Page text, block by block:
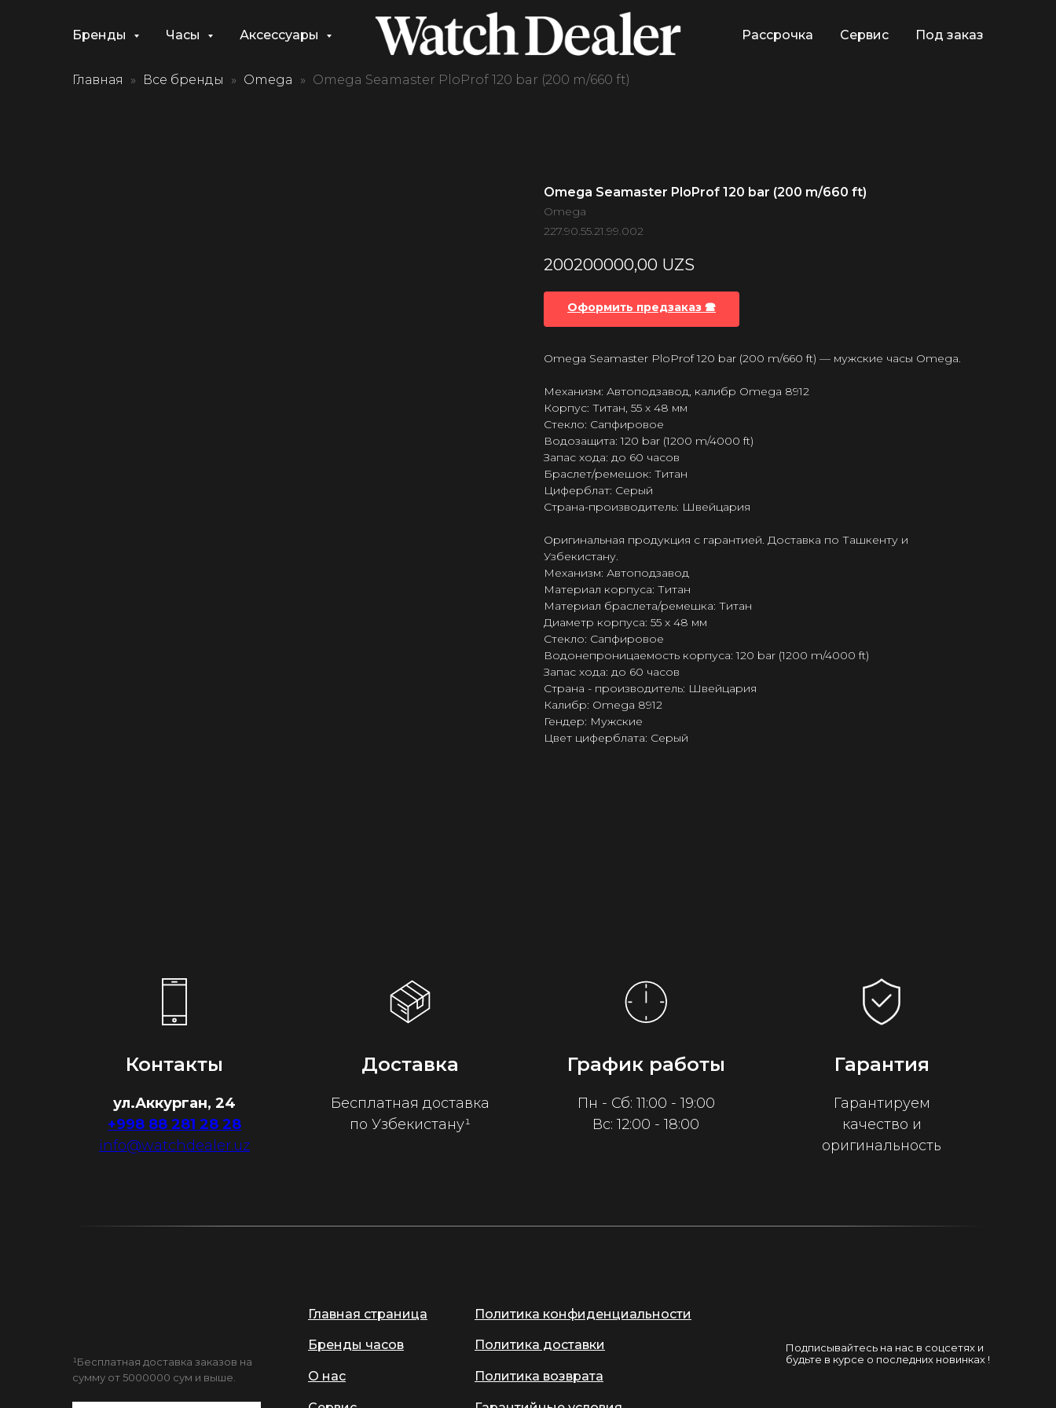
Бренды Часы Аксессуары Рассрочка Сервис Под заказ
Главная Все бренды Omega Omega Seamaster PloProf 120 bar (200 m/660 ft)
Omega Seamaster PloProf 120 bar (200 m/660 ft)
Omega
227.90.55.21.99.002
200200000,00 UZS
Оформить предзаказ 🕿
Omega Seamaster PloProf 120 bar (200 m/660 ft) — мужские часы Omega.
Механизм: Автоподзавод, калибр Omega 8912
Корпус: Титан, 55 x 48 мм
Стекло: Сапфировое
Водозащита: 120 bar (1200 m/4000 ft)
Запас хода: до 60 часов
Браслет/ремешок: Титан
Циферблат: Серый
Страна-производитель: Швейцария
Оригинальная продукция с гарантией. Доставка по Ташкенту и
Узбекистану.
Механизм: Автоподзавод
Материал корпуса: Титан
Материал браслета/ремешка: Титан
Диаметр корпуса: 55 x 48 мм
Стекло: Сапфировое
Водонепроницаемость корпуса: 120 bar (1200 m/4000 ft)
Запас хода: до 60 часов
Страна - производитель: Швейцария
Калибр: Omega 8912
Гендер: Мужские
Цвет циферблата: Серый
Контакты
ул.Аккурган, 24
+998 88 281 28 28
info@watchdealer.uz
Доставка
Бесплатная доставка
по Узбекистану¹
График работы
Пн - Сб: 11:00 - 19:00
Вс: 12:00 - 18:00
Гарантия
Гарантируем
качество и
оригинальность
Подписывайтесь на нас в соцсетях и
будьте в курсе о последних новинках !
Главная страница
Бренды часов
О нас
¹Бесплатная доставка заказов на
сумму от 5000000 сум и выше.
Политика конфиденциальности
Политика доставки
Политика возврата